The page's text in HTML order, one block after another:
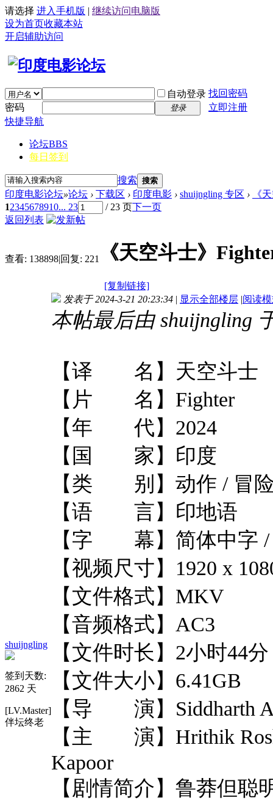
请选择 进入手机版 | 继续访问电脑版
设为首页收藏本站
开启辅助访问
自动登录 找回密码
密码
登录
立即注册
快捷导航
论坛BBS
每日签到
搜索 搜索
印度电影论坛»论坛 › 下载区 › 印度电影 › shuijngling 专区 ›
《
12345678910... 23 / 23 页下一页
返回列表
查看: 138898|回复: 221 《天空斗士》
[复制链接]
shuijngling
签到天数:
2862 天
[LV.Master]
伴坛终老
发表于 2024-3-21 20:23:34 | 显示全部楼层 |阅读
本帖最后由 shuijngling
【译 名】天空斗士
【片 名】Fighter
【年 代】2024
【国 家】印度
【类 别】动作 / 冒
【语 言】印地语
【字 幕】简体中字 /
【视频尺寸】1920 x
【文件格式】MKV
【音频格式】AC3
【文件时长】2小时44分
【文件大小】6.41GB
【导 演】Siddharth
【主 演】Hrithik
Kapoor
【剧情简介】鲁莽但